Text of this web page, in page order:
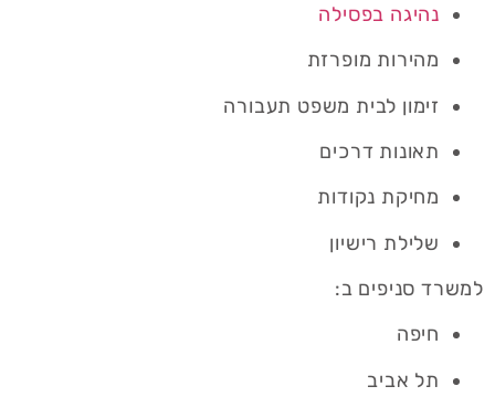
נהיגה בפסילה
מהירות מופרזת
זימון לבית משפט תעבורה
תאונות דרכים
מחיקת נקודות
שלילת רישיון
למשרד סניפים ב:
חיפה
תל אביב